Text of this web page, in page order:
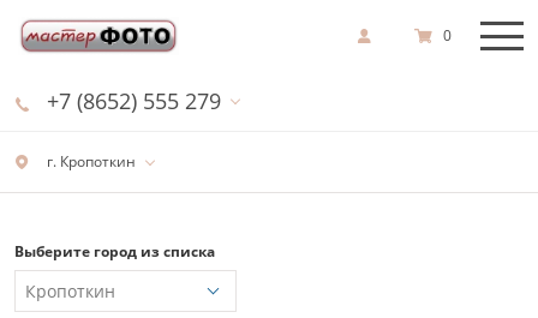
г. Кропоткин
+7 (8652) 555 279
0
Выберите город из списка